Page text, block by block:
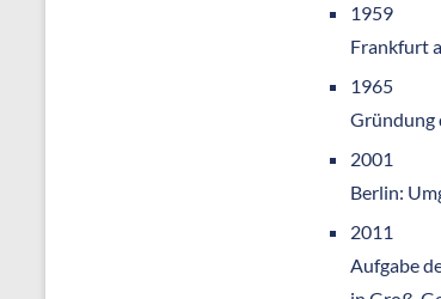
1959
Frankfurt
1965
Gründung
2001
Berlin:
2011
Aufgabe